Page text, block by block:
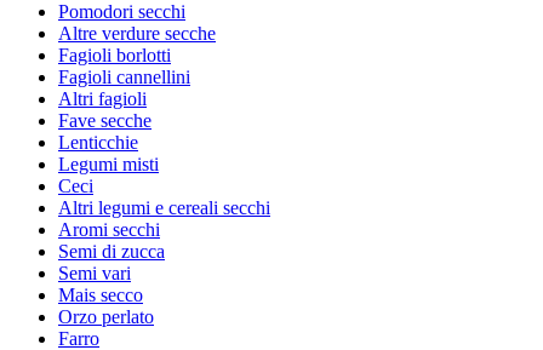
Pomodori secchi
Altre verdure secche
Fagioli borlotti
Fagioli cannellini
Altri fagioli
Fave secche
Lenticchie
Legumi misti
Ceci
Altri legumi e cereali secchi
Aromi secchi
Semi di zucca
Semi vari
Mais secco
Orzo perlato
Farro